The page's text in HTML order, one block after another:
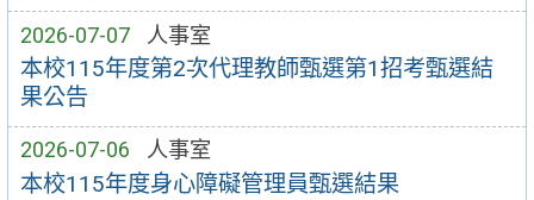
2026-07-07 人事室
本校115年度第2次代理教師甄選第1招考甄選結
果公告
2026-07-06 人事室
本校115年度身心障礙管理員甄選結果